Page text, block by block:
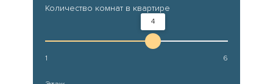
Количество комнат в квартире
4
1 6